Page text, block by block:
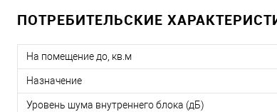
ПОТРЕБИТЕЛЬСКИЕ
На помещение до, кв.м
Назначение
Уровень шума внутреннего блока (дБ)